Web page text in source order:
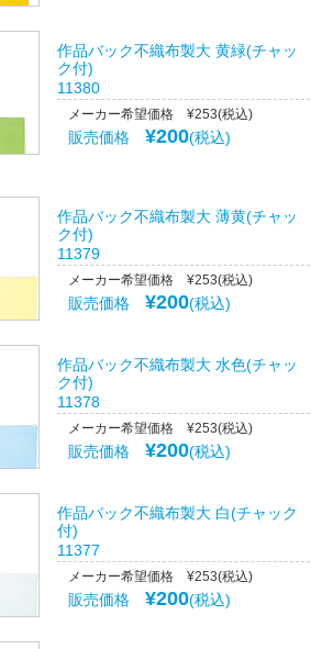
作品バック不織布製大 黄緑(チャッ
ク付)
11380
メーカー希望価格 ¥253(税込)
販売価格 ¥200(税込)
作品バック不織布製大 薄黄(チャッ
ク付)
11379
メーカー希望価格 ¥253(税込)
販売価格 ¥200(税込)
作品バック不織布製大 水色(チャッ
ク付)
11378
メーカー希望価格 ¥253(税込)
販売価格 ¥200(税込)
作品バック不織布製大 白(チャック
付)
11377
メーカー希望価格 ¥253(税込)
販売価格 ¥200(税込)